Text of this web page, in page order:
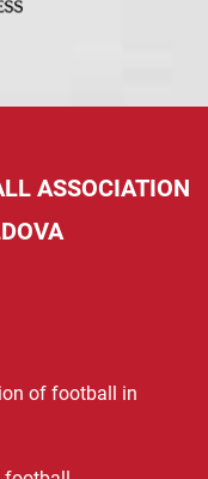
ASSOCIATION
of football in